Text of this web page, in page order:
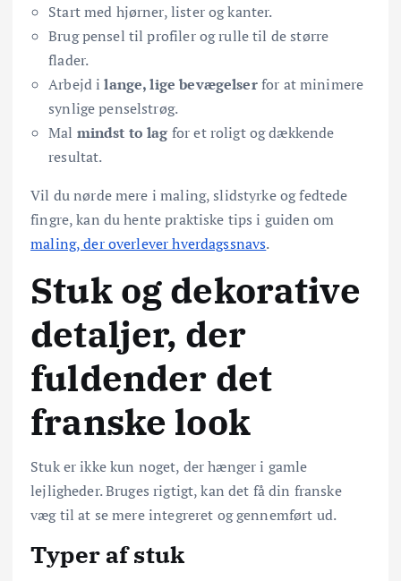
Start med hjørner, lister og kanter.
Brug pensel til profiler og rulle til de større
flader.
Arbejd ilange, lige bevægelserfor at minimere
synlige penselstrøg.
Mal mindst to lagfor et roligt og dækkende
resultat.
Vil du nørde mere i maling, slidstyrke og fedtede
fingre, kan du hente praktiske tips i guiden om
maling, der overlever hverdagssnavs.
Stuk og dekorative
detaljer, der
fuldender det
franske look
Stuk er ikke kun noget, der hænger i gamle
lejligheder. Bruges rigtigt, kan det få din franske
væg til at se mere integreret og gennemført ud.
Typer af stuk